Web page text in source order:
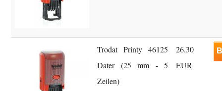
Trodat Printy 46125
Dater (25 mm - 5
Zeilen)
26.30
EUR